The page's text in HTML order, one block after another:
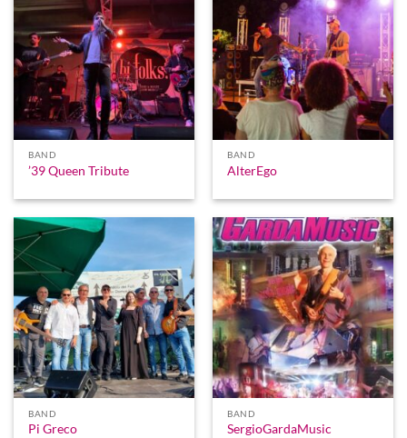
BAND
’39 Queen Tribute
BAND
AlterEgo
BAND
Pi Greco
BAND
SergioGardaMusic